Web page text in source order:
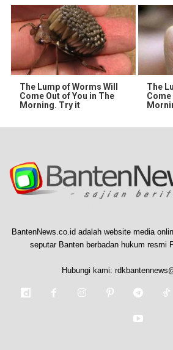
The Lump of Worms Will
Come Out of You in The
Morning. Try it
The
Come
BantenNews.co.id adalah website media
seputar Banten berbadan hukum resmi
Hubungi kami: